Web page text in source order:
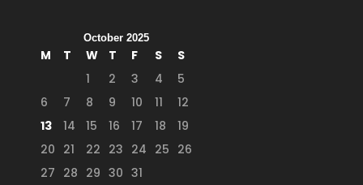
October 2025
M T W T F S
S
1
2 3 4
5
6
7 8 9 10 11
12
13
14 15 16 17 18
19
20 21 22 23 24 25 26
27 28 29 30 31